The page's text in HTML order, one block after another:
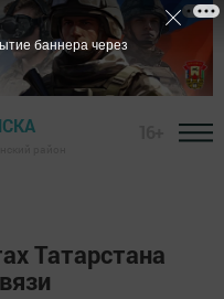
Татарстана
баннера через